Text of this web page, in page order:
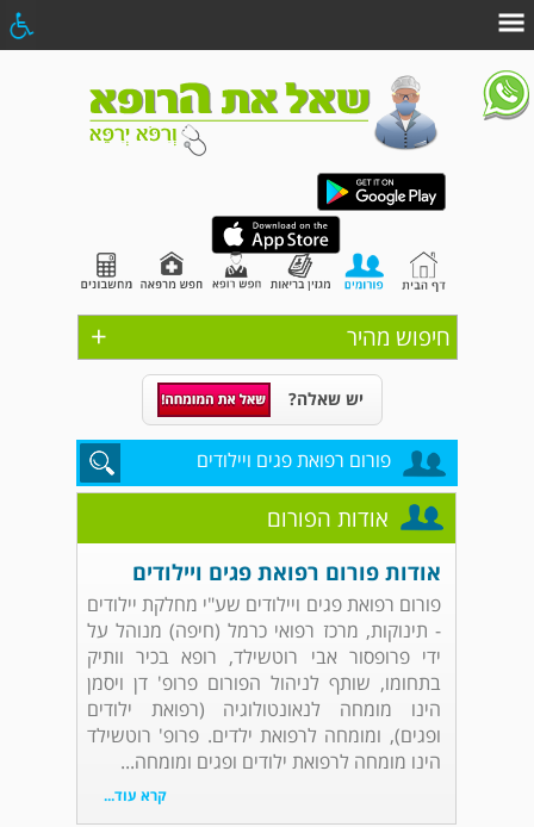
+ חיפוש מהיר
יש שאלה?
פורום רפואת פגים ויילודים
אודות הפורום
אודות פורום רפואת פגים ויילודים
פורום רפואת פגים ויילודים שע"י מחלקת יילודים
- תינוקות, מרכז רפואי כרמל (חיפה) מנוהל על
ידי פרופסור אבי רוטשילד, רופא בכיר וותיק
בתחומו, שותף לניהול הפורום פרופ' דן ויסמן
הינו מומחה לנאונטולוגיה (רפואת ילודים
ופגים), ומומחה לרפואת ילדים. פרופ' רוטשילד
הינו מומחה לרפואת ילודים ופגים ומומחה...
קרא עוד...